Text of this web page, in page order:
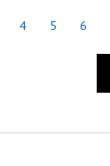
4 5 6